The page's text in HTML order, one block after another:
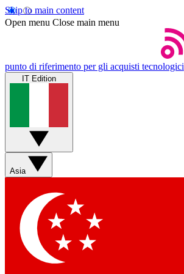
Skip to main content
Open menu Close main menu
punto di riferimento per gli acquisti tecnologici
IT Edition
Asia